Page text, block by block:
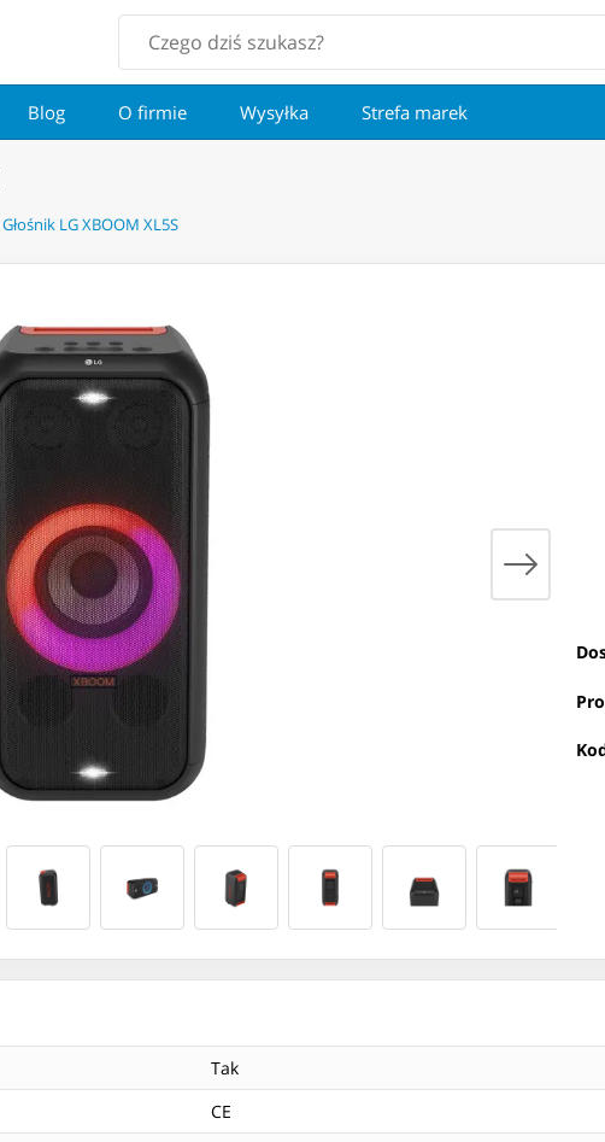
Blog O firmie Wysyłka Strefa marek
Głośnik LG XBOOM XL5S
Tak
CE